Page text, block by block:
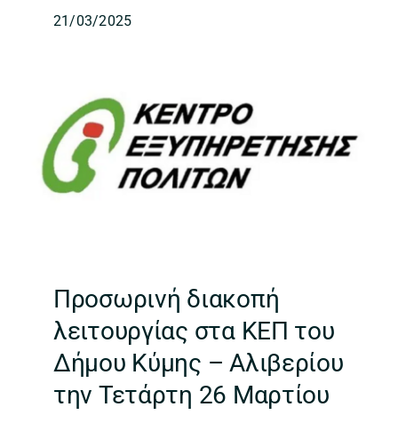
21/03/2025
Προσωρινή διακοπή
λειτουργίας στα ΚΕΠ του
Δήμου Κύμης – Αλιβερίου
την Τετάρτη 26 Μαρτίου